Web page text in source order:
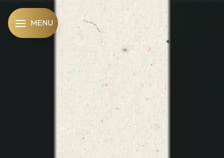
MENU
Panneau de gestion des cookies